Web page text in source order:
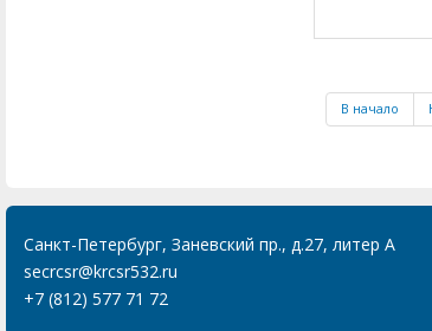
В начало
Санкт-Петербург, Заневский пр., д.27, литер А
secrcsr@krcsr532.ru
+7 (812) 577 71 72